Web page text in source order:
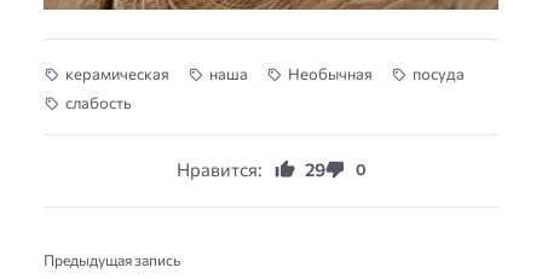
керамическая наша Необычная
посуда
слабость
Нравится: 29 0
Предыдущая запись